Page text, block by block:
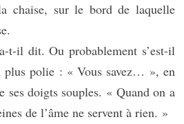
chaise, sur le bord de laquelle
dit. Ou probablement s’est-il
plus polie : « Vous savez… », en
ses doigts souples. « Quand on a
de l’âme ne servent à rien. »